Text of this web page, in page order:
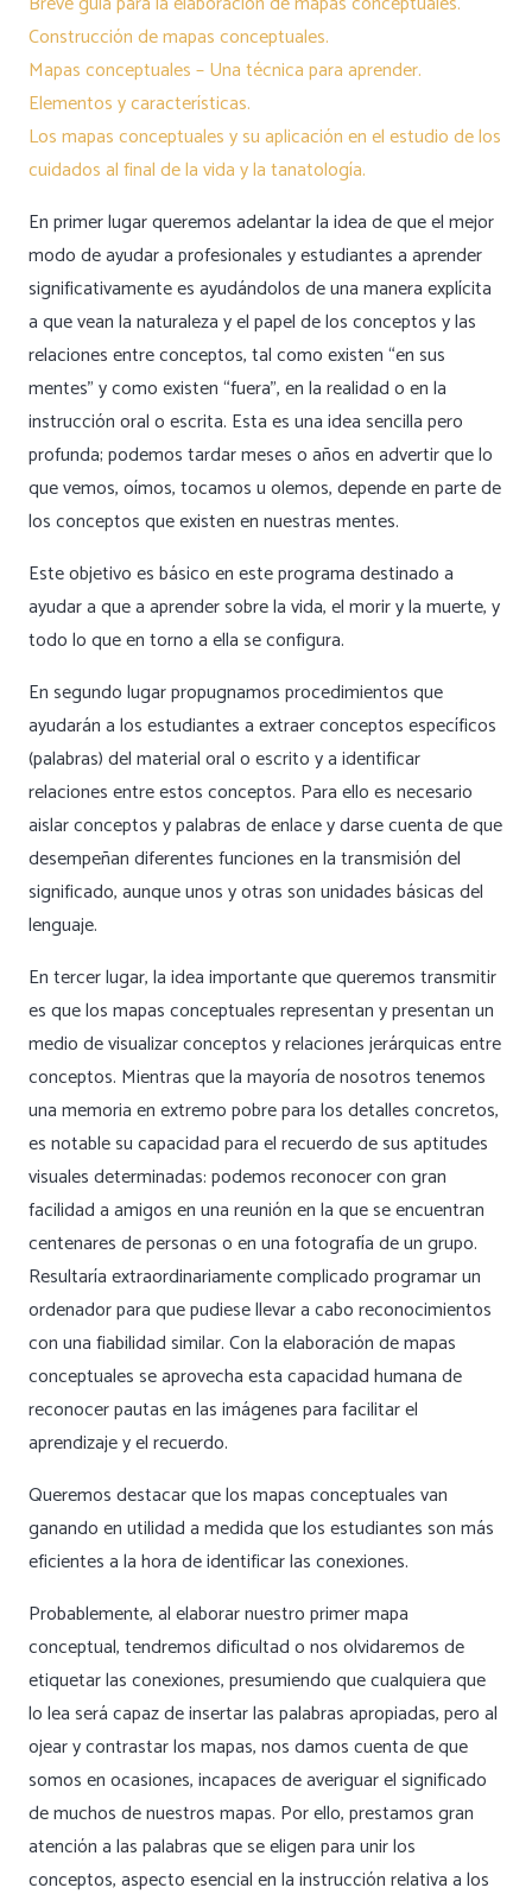
Construcción de mapas conceptuales.
Mapas conceptuales – Una técnica para aprender.
Elementos y características.
Los mapas conceptuales y su aplicación en el estudio de los
cuidados al final de la vida y la tanatología.
En primer lugar queremos adelantar la idea de que el mejor
modo de ayudar a profesionales y estudiantes a aprender
significativamente es ayudándolos de una manera explícita
a que vean la naturaleza y el papel de los conceptos y las
relaciones entre conceptos, tal como existen “en sus
mentes” y como existen “fuera”, en la realidad o en la
instrucción oral o escrita. Esta es una idea sencilla pero
profunda; podemos tardar meses o años en advertir que lo
que vemos, oímos, tocamos u olemos, depende en parte de
los conceptos que existen en nuestras mentes.
Este objetivo es básico en este programa destinado a
ayudar a que a aprender sobre la vida, el morir y la muerte, y
todo lo que en torno a ella se configura.
En segundo lugar propugnamos procedimientos que
ayudarán a los estudiantes a extraer conceptos específicos
(palabras) del material oral o escrito y a identificar
relaciones entre estos conceptos. Para ello es necesario
aislarconceptos y palabras de enlacey darse cuenta de que
desempeñan diferentes funciones en la transmisión del
significado, aunque unos y otras son unidades básicas del
lenguaje.
En tercer lugar, la idea importante que queremos transmitir
es que los mapas conceptuales representan y presentan un
medio de visualizar conceptos y relaciones jerárquicas entre
conceptos. Mientras que la mayoría de nosotros tenemos
una memoria en extremo pobre para los detalles concretos,
es notable su capacidad para el recuerdo de sus aptitudes
visuales determinadas: podemos reconocer con gran
facilidad a amigos en una reunión en la que se encuentran
centenares de personas o en una fotografía de un grupo.
Resultaría extraordinariamente complicado programar un
ordenador para que pudiese llevar a cabo reconocimientos
con una fiabilidad similar. Con la elaboración de mapas
conceptuales se aprovecha esta capacidad humana de
reconocer pautas en las imágenes para facilitar el
aprendizaje y el recuerdo.
Queremos destacar que los mapas conceptuales van
ganando en utilidad a medida que los estudiantes son más
eficientes a la hora de identificar las conexiones.
Probablemente, al elaborar nuestro primer mapa
conceptual, tendremos dificultad o nos olvidaremos de
etiquetar las conexiones, presumiendo que cualquiera que
lo lea será capaz de insertar las palabras apropiadas, pero al
ojear y contrastar los mapas, nos damos cuenta de que
somos en ocasiones, incapaces de averiguar el significado
de muchos de nuestros mapas. Por ello, prestamos gran
atención a las palabras que se eligen para unir los
conceptos, aspecto esencial en la instrucción relativa a los